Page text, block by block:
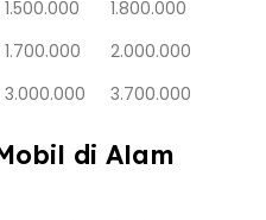
1.500.000
1.800.000
1.700.000
2.000.000
3.000.000 3.700.000
di Alam